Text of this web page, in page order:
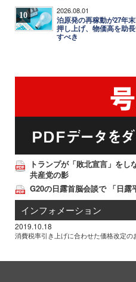
10 2026.08.01
泊原発の再稼動が27年
押し上げ、物価高を助
すべき
トランプが「敗北宣言」を
共産党の影
G20の日露首脳会談で 「日露
インフォメーション
2019.10.18
消費税率引き上げに合わせた価格改定の